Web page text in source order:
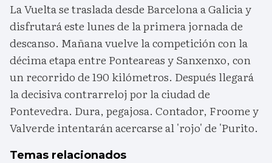
La Vuelta se traslada desde Barcelona a Galicia y
disfrutará este lunes de la primera jornada de
descanso. Mañana vuelve la competición con la
décima etapa entre Ponteareas y Sanxenxo, con
un recorrido de 190 kilómetros. Después llegará
la decisiva contrarreloj por la ciudad de
Pontevedra. Dura, pegajosa. Contador, Froome y
Valverde intentarán acercarse al 'rojo' de 'Purito.
Temas relacionados